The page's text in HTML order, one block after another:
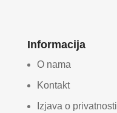
Informacija
O nama
Kontakt
Izjava o privatnosti